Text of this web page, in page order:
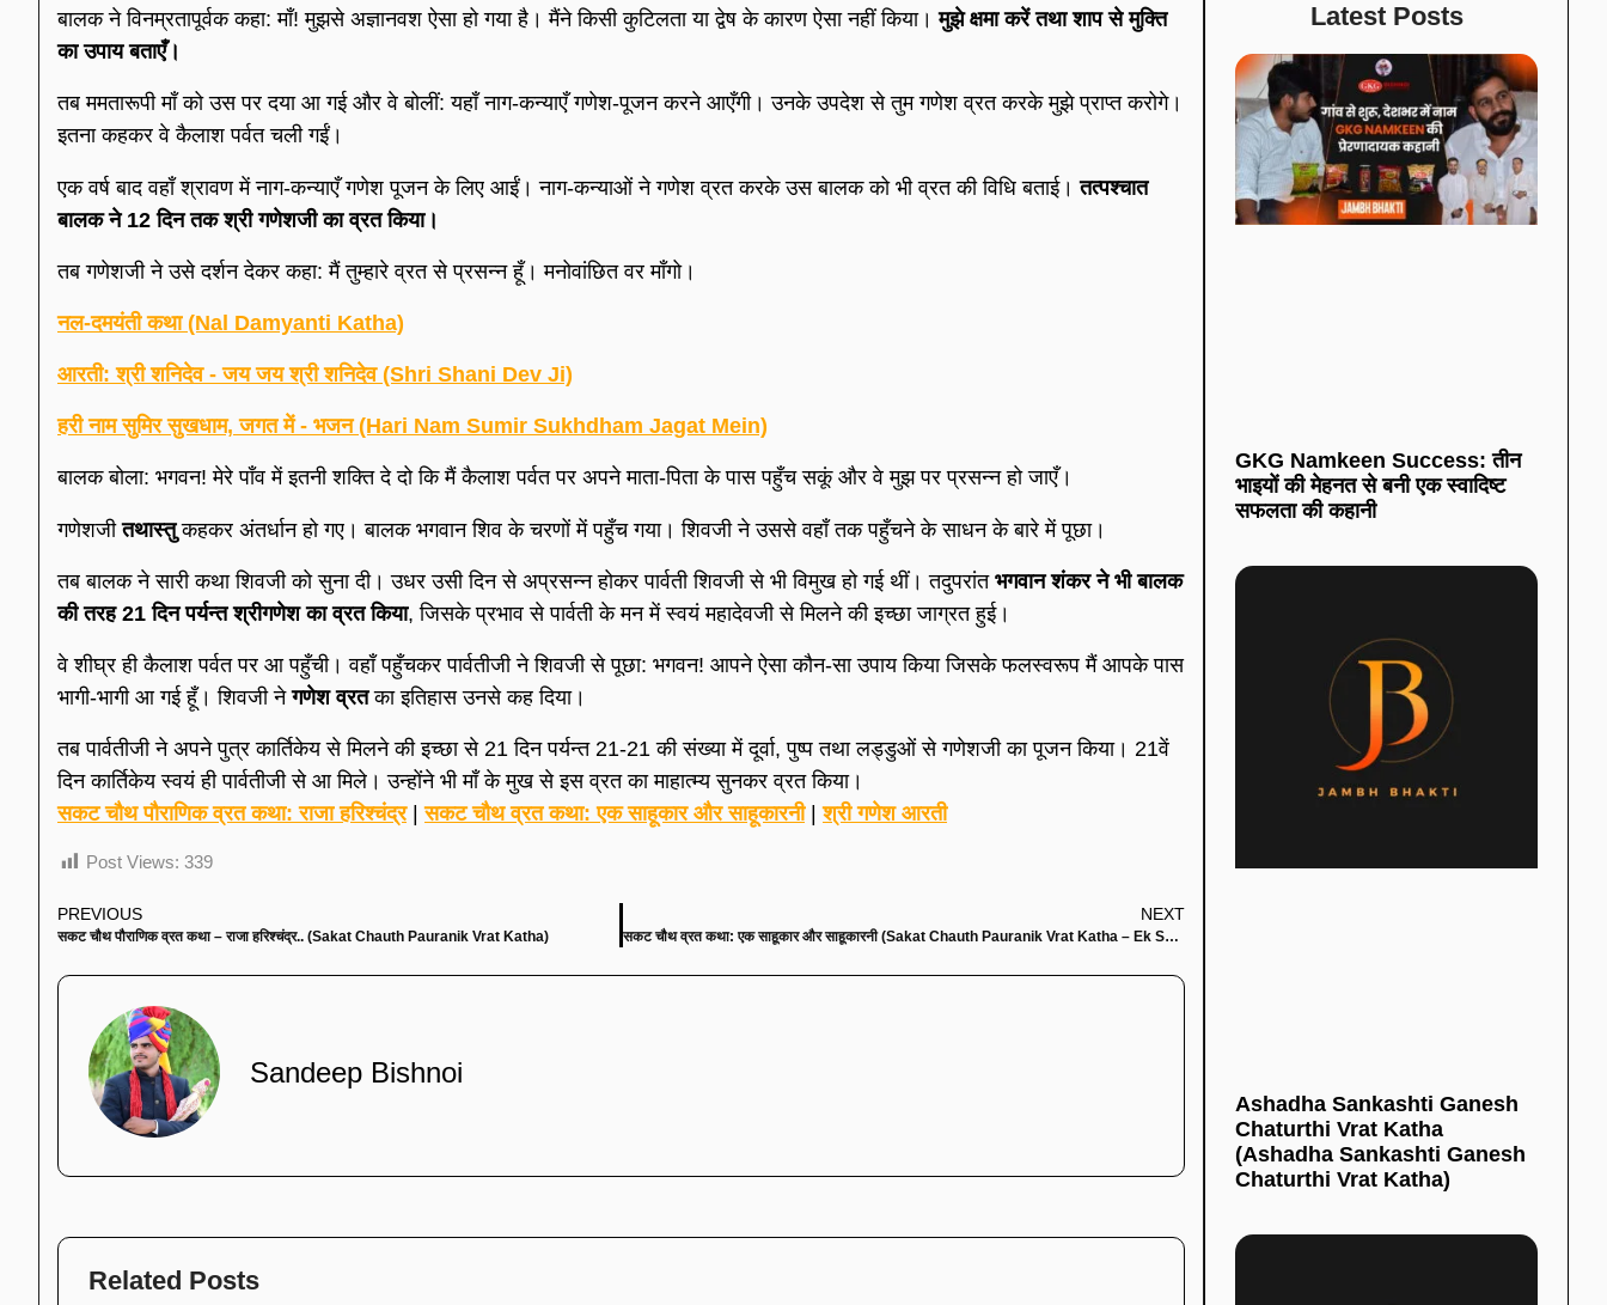
बालक ने विनम्रतापूर्वक कहा: माँ! मुझसे अज्ञानवश ऐसा हो गया है। मैंने किसी कुटिलता या द्वेष के कारण ऐसा नहीं किया।मुझे क्षमा करें तथा शाप से मुक्ति
का उपाय बताएँ।
तब ममतारूपी माँ को उस पर दया आ गई और वे बोलीं: यहाँ नाग-कन्याएँ गणेश-पूजन करने आएँगी। उनके उपदेश से तुम गणेश व्रत करके मुझे प्राप्त करोगे।
इतना कहकर वे कैलाश पर्वत चली गईं।
एक वर्ष बाद वहाँ श्रावण में नाग-कन्याएँ गणेश पूजन के लिए आईं। नाग-कन्याओं ने गणेश व्रत करके उस बालक को भी व्रत की विधि बताई।तत्पश्चात
बालक ने 12 दिन तक श्री गणेशजी का व्रत किया।
तब गणेशजी ने उसे दर्शन देकर कहा: मैं तुम्हारे व्रत से प्रसन्न हूँ। मनोवांछित वर माँगो।
नल-दमयंती कथा (Nal Damyanti Katha)
आरती: श्री शनिदेव - जय जय श्री शनिदेव (Shri Shani Dev Ji)
हरी नाम सुमिर सुखधाम, जगत में - भजन (Hari Nam Sumir Sukhdham Jagat Mein)
बालक बोला: भगवन! मेरे पाँव में इतनी शक्ति दे दो कि मैं कैलाश पर्वत पर अपने माता-पिता के पास पहुँच सकूं और वे मुझ पर प्रसन्न हो जाएँ।
गणेशजीतथास्तुकहकर अंतर्धान हो गए। बालक भगवान शिव के चरणों में पहुँच गया। शिवजी ने उससे वहाँ तक पहुँचने के साधन के बारे में पूछा।
तब बालक ने सारी कथा शिवजी को सुना दी। उधर उसी दिन से अप्रसन्न होकर पार्वती शिवजी से भी विमुख हो गई थीं। तदुपरांत भगवान शंकर ने भी बालक
की तरह 21 दिन पर्यन्त श्रीगणेश का व्रत किया, जिसके प्रभाव से पार्वती के मन में स्वयं महादेवजी से मिलने की इच्छा जाग्रत हुई।
वे शीघ्र ही कैलाश पर्वत पर आ पहुँची। वहाँ पहुँचकर पार्वतीजी ने शिवजी से पूछा: भगवन! आपने ऐसा कौन-सा उपाय किया जिसके फलस्वरूप मैं आपके पास
भागी-भागी आ गई हूँ। शिवजी नेगणेश व्रतका इतिहास उनसे कह दिया।
तब पार्वतीजी ने अपने पुत्र कार्तिकेय से मिलने की इच्छा से 21 दिन पर्यन्त 21-21 की संख्या में दूर्वा, पुष्प तथा लड्डुओं से गणेशजी का पूजन किया। 21वें
दिन कार्तिकेय स्वयं ही पार्वतीजी से आ मिले। उन्होंने भी माँ के मुख से इस व्रत का माहात्म्य सुनकर व्रत किया।
सकट चौथ पौराणिक व्रत कथा: राजा हरिश्चंद्र|सकट चौथ व्रत कथा: एक साहूकार और साहूकारनी|श्री गणेश आरती
Post Views: 339
PREVIOUS
सकट चौथ पौराणिक व्रत कथा – राजा हरिश्चंद्र.. (Sakat Chauth Pauranik Vrat Katha)
NEXT
सकट चौथ व्रत कथा: एक साहूकार और साहूकारनी (Sakat Chauth Pauranik Vrat Katha – Ek Sahukar Aur Ek Sahukarni)
Sandeep Bishnoi
Related Posts
Latest Posts
GKG Namkeen Success: तीन
भाइयों की मेहनत से बनी एक स्वादिष्ट
सफलता की कहानी
Ashadha Sankashti Ganesh
Chaturthi Vrat Katha
(Ashadha Sankashti Ganesh
Chaturthi Vrat Katha)